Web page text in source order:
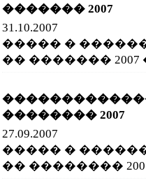
������� 2007
31.10.2007
����� �
�� �������
�������� 2007
27.09.2007
����� �
�� ��������